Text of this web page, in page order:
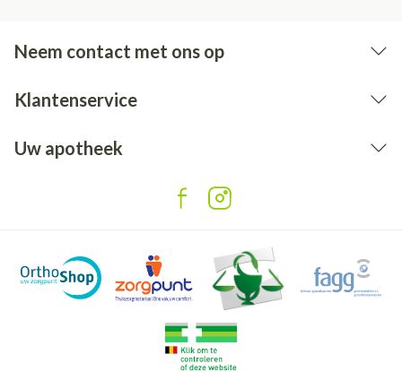
Neem contact met ons op
Klantenservice
Uw apotheek